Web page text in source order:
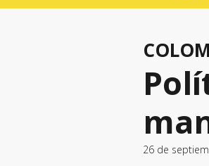
26 de